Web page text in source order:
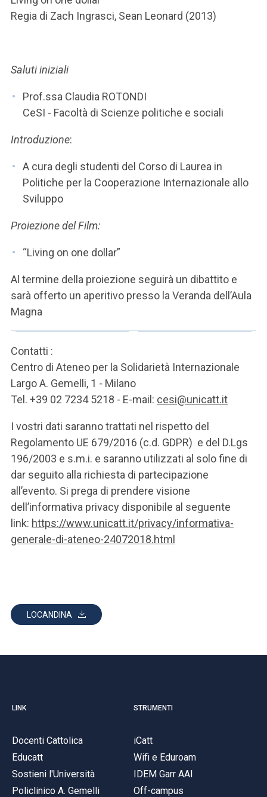
Regia di Zach Ingrasci, Sean Leonard (2013)
Saluti iniziali
Prof.ssa Claudia ROTONDI
CeSI - Facoltà di Scienze politiche e sociali
Introduzione:
A cura degli studenti del Corso di Laurea in
Politiche per la Cooperazione Internazionale allo
Sviluppo
Proiezione del Film:
“Living on one dollar”
Al termine della proiezione seguirà un dibattito e
sarà offerto un aperitivo presso la Veranda dell’Aula
Magna
Contatti :
Centro di Ateneo per la Solidarietà Internazionale
Largo A. Gemelli, 1 - Milano
Tel. +39 02 7234 5218 - E-mail: cesi@unicatt.it
I vostri dati saranno trattati nel rispetto del
Regolamento UE 679/2016 (c.d. GDPR) e del D.Lgs
196/2003 e s.m.i. e saranno utilizzati al solo fine di
dar seguito alla richiesta di partecipazione
all’evento. Si prega di prendere visione
dell’informativa privacy disponibile al seguente
link: https://www.unicatt.it/privacy/informativa-
generale-di-ateneo-24072018.html
LOCANDINA
LINK
Docenti Cattolica
Educatt
Sostieni l'Università
Policlinico A. Gemelli
STRUMENTI
iCatt
Wifi e Eduroam
IDEM Garr AAI
Off-campus